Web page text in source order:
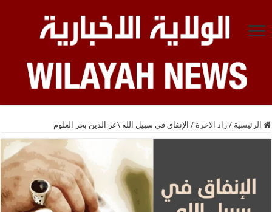
الرئيسية / زاد الاخرة / الإنفاق في سبيل الله \عز الدين بحر العلوم